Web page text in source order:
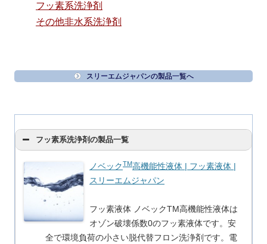
フッ素系洗浄剤
その他非水系洗浄剤
スリーエムジャパンの製品一覧へ
フッ素系洗浄剤の製品一覧
ノベックTM高機能性液体 | フッ素液体 |
スリーエムジャパン
フッ素液体 ノベックTM高機能性液体は
オゾン破壊係数0のフッ素液体です。安
全で環境負荷の小さい脱代替フロン洗浄剤です。電